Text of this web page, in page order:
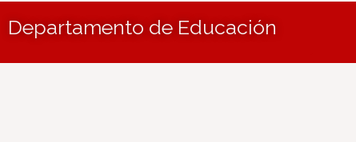
Departamento de Educación